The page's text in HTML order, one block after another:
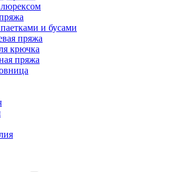
и бусами
пряжа
крючка
пряжа